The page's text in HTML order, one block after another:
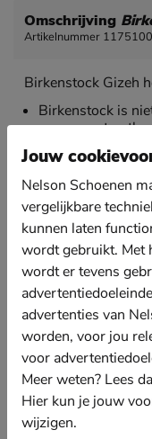
Omschrijving
Artikelnummer
Birkenstock Gizeh
Birkenstock is
zomerse
wat stevig en
Birkenstock zelf.
om de pasvorm
Voorzien van
voetbed die
diepe hielkap
waardoor het
Door de kurken
goede
op zijn plek
optimaal tot zijn
Afgewerkt met
demping en
Jouw
Nelson Schoenen
vergelijkbare
kunnen laten
wordt gebruikt. Met
wordt er tevens
advertenties van
worden, voor jou
voor
Meer weten? Lees
Hier kun je jouw
wijzigen.